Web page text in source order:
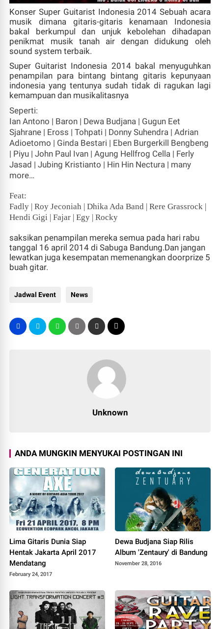
Konser Super Guitarist Indonesia 2014 Sebuah acara
musik dimana gitaris-gitaris kenamaan Indonesia
bakal berkumpul dan unjuk kebolehan dihadapan
penikmat musik tanah air dengan didukung oleh
sound system terbaik.
Super Guitarist Indonesia 2014 bakal menyuguhkan
penampilan para bintang bintang gitaris kepunyaan
indonesia yang tentunya sudah tidak di ragukan lagi
kemampuan dan musikalitasnya
Seperti:
Ian Antono | Baron | Dewa Budjana | Gugun Eet
Sjahrane | Eross | Tohpati | Donny Suhendra | Adrian
Adioetomo | Ginda Bestari | Eben Burgerkill Bengbeng
| Piyu | John Paul Ivan | Agung Hellfrog Cella | Ferly
Jasad | Jubing Kristianto | Hin Hin Nectura | many
more…
Feat:
Fadly | Roy Jeconiah | Dhika Ada Band | Rere Grassrock |
Hendi Gigi | Fajar | Egy | Rocky
saksikan penampilan mereka semua pada hari rabu
tanggal 16 april 2014 di Sabuga Bandung.Dan jangan
lewatkan juga kesempatan memenangkan doorprize 5
buah gitar.
Jadwal Event News
Unknown
ANDA MUNGKIN MENYUKAI POSTINGAN INI
Lima Gitaris Dunia Siap
Hentak Jakarta April 2017
Mendatang
February 24, 2017
Dewa Budjana Siap Rilis
Album 'Zentaury' di Bandung
November 28, 2016